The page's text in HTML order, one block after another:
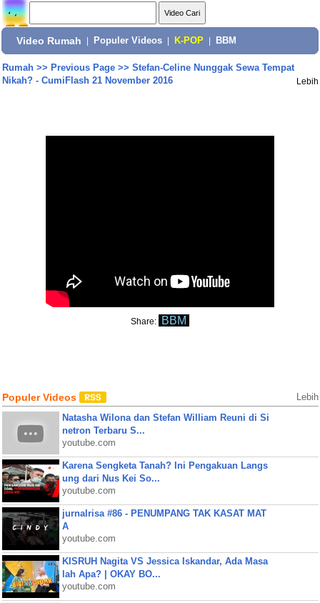
Video Rumah Populer Videos K-POP BBM
Rumah>> Previous Page>> Stefan-Celine Nunggak Sewa Tempat
Nikah? - CumiFlash 21 November 2016
Lebih
Share: BBM
Populer Videos Lebih
Natasha Wilona dan Stefan William Reuni di Si
netron Terbaru S...
youtube.com
Karena Sengketa Tanah? Ini Pengakuan Langs
ung dari Nus Kei So...
youtube.com
jurnalrisa #86 - PENUMPANG TAK KASAT MAT
A
youtube.com
KISRUH Nagita VS Jessica Iskandar, Ada Masa
lah Apa? | OKAY BO...
youtube.com